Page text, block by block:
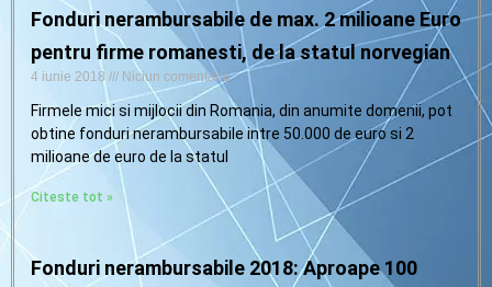
Fonduri nerambursabile de max. 2 milioane Euro
pentru firme romanesti, de la statul norvegian
4 iunie 2018 Niciun comentariu
Firmele mici si mijlocii din Romania, din anumite domenii, pot
obtine fonduri nerambursabile intre 50.000 de euro si 2
milioane de euro de la statul
Citeste tot »
Fonduri nerambursabile 2018: Aproape 100